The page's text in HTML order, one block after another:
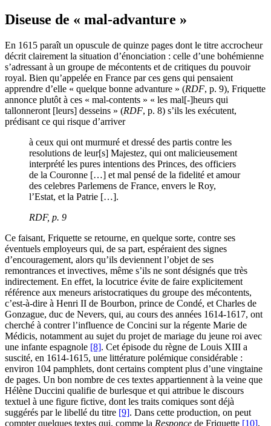
Diseuse de « mal-advanture »
En 1615 paraît un opuscule de quinze pages dont le titre accrocheur
décrit clairement la situation d’énonciation : celle d’une bohémienne
s’adressant à un groupe de mécontents et de critiques du pouvoir
royal. Bien qu’appelée en France par ces gens qui pensaient
apprendre d’elle « quelque bonne advanture » (RDF, p. 9), Friquette
annonce plutôt à ces « mal-contents » « les mal[-]heurs qui
tallonneront [leurs] desseins » (RDF, p. 8) s’ils les exécutent,
prédisant ce qui risque d’arriver
à ceux qui ont murmuré et dressé des partis contre les
resolutions de leur[s] Majestez, qui ont malicieusement
interprété les pures intentions des Princes, des officiers
de la Couronne […] et mal pensé de la fidelité et amour
des celebres Parlemens de France, envers le Roy,
l’Estat, et la Patrie […].
RDF, p. 9
Ce faisant, Friquette se retourne, en quelque sorte, contre ses
éventuels employeurs qui, de sa part, espéraient des signes
d’encouragement, alors qu’ils deviennent l’objet de ses
remontrances et invectives, même s’ils ne sont désignés que très
indirectement. En effet, la locutrice évite de faire explicitement
référence aux meneurs aristocratiques du groupe des mécontents,
c’est-à-dire à Henri II de Bourbon, prince de Condé, et Charles de
Gonzague, duc de Nevers, qui, au cours des années 1614-1617, ont
cherché à contrer l’influence de Concini sur la régente Marie de
Médicis, notamment au sujet du projet de mariage du jeune roi avec
une infante espagnole [8]. Cet épisode du règne de Louis XIII a
suscité, en 1614-1615, une littérature polémique considérable :
environ 104 pamphlets, dont certains comptent plus d’une vingtaine
de pages. Un bon nombre de ces textes appartiennent à la veine que
Hélène Duccini qualifie de burlesque et qui attribue le discours
textuel à une figure fictive, dont les traits comiques sont déjà
suggérés par le libellé du titre [9]. Dans cette production, on peut
compter quelques textes qui, comme la Responce de Friquette [10],